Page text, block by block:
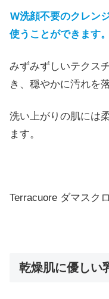
W洗顔不要のクレン
使うことができます。
みずみずしいテクス
き、穏やかに汚れを
洗い上がりの肌には
ます。
Terracuore ダマスク
乾燥肌に優しい